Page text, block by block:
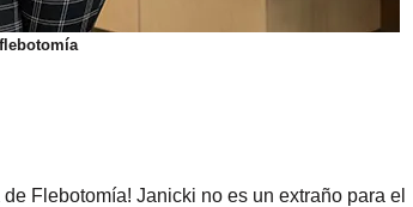
Flebotomía! Janicki no es un extraño para el